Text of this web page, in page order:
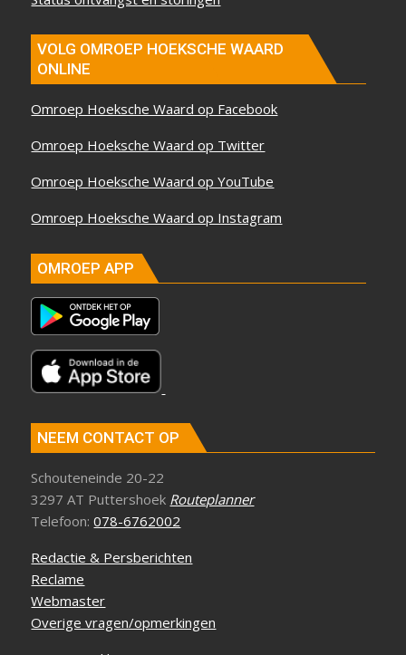
VOLG OMROEP HOEKSCHE WAARD
ONLINE
Omroep Hoeksche Waard op Facebook
Omroep Hoeksche Waard op Twitter
Omroep Hoeksche Waard op YouTube
Omroep Hoeksche Waard op Instagram
OMROEP APP
NEEM CONTACT OP
Schouteneinde 20-22
3297 AT Puttershoek Routeplanner
Telefoon:078-6762002
Redactie & Persberichten
Reclame
Webmaster
Overige vragen/opmerkingen